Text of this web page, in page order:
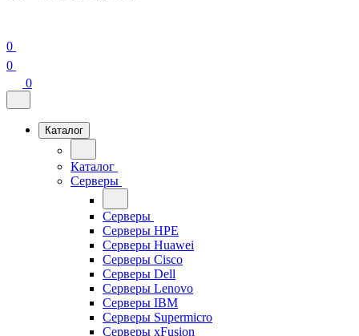
0
0
0
Каталог
Каталог
Серверы
Серверы
Серверы HPE
Серверы Huawei
Серверы Cisco
Серверы Dell
Серверы Lenovo
Серверы IBM
Серверы Supermicro
Серверы xFusion